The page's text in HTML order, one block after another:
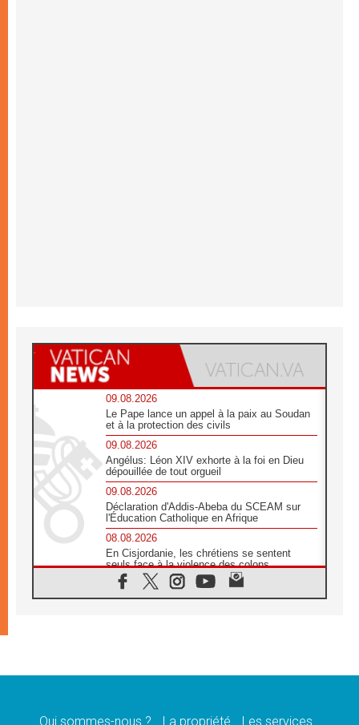
09.08.2026
Le Pape lance un appel à la paix au Soudan
et à la protection des civils
09.08.2026
Angélus: Léon XIV exhorte à la foi en Dieu
dépouillée de tout orgueil
09.08.2026
Déclaration d'Addis-Abeba du SCEAM sur
l'Éducation Catholique en Afrique
08.08.2026
En Cisjordanie, les chrétiens se sentent
seuls face à la violence des colons
08.08.2026
Léon XIV au sanctuaire de Notre Dame du
08.08.2026
Qui sommes-nous ? La propriété Les services